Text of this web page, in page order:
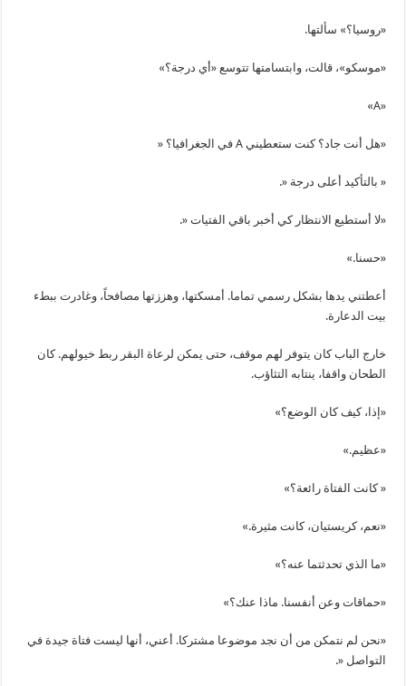
«روسيا؟» سألتها.
«موسكو»، قالت، وابتسامتها تتوسع «أي درجة؟»
«A»
«هل أنت جاد؟ كنت ستعطيني A في الجغرافيا؟ «
« بالتأكيد أعلى درجة «.
«لا أستطيع الانتظار كي أخبر باقي الفتيات «.
«حسنا.»
أعطتني يدها بشكل رسمي تماما. أمسكتها، وهززتها مصافحاً، وغادرت ببطء
بيت الدعارة.
خارج الباب كان يتوفر لهم موقف، حتى يمكن لرعاة البقر ربط خيولهم. كان
الطحان واقفا، ينتابه التثاؤب.
«إذا، كيف كان الوضع؟»
«عظيم.»
« كانت الفتاة رائعة؟»
«نعم، كريستيان، كانت مثيرة.»
«ما الذي تحدثتما عنه؟»
«حماقات وعن أنفسنا. ماذا عنك؟»
«نحن لم نتمكن من أن نجد موضوعا مشتركا. أعني، أنها ليست فتاة جيدة في
التواصل «.